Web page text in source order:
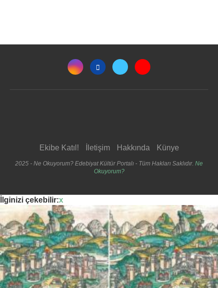
Ekibe Katıl! İletişim Hakkında Künye
2025 - Ne Okuyorum? Edebiyat Kültür Portalı - Tüm Hakları Saklıdır. Ne
Okuyorum?
İlginizi çekebilir:x